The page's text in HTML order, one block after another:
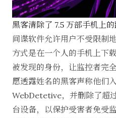
黑客清除了 7.5 万部手机上
间谍软件允许用户不受限制
方式是在一个人的手机上下
被发现的身份，让监控者完
愿透露姓名的黑客声称他们
WebDetetive，并删除了超
台设备，以保护受害者免受